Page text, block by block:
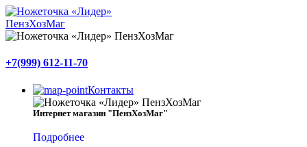
+7(999) 612-11-70
Контакты
Интернет магазин "ПензХозМаг"
Подробнее